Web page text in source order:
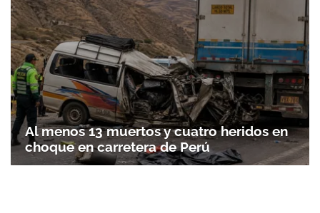
Al menos 13 muertos y cuatro heridos en
choque en carretera de Perú